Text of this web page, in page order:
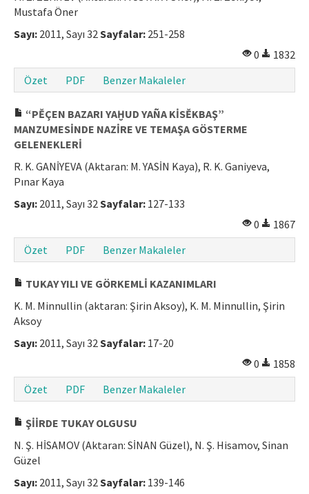
Mustafa Öner
Sayı: 2011, Sayı 32 Sayfalar: 251-258
0
1832
Özet
PDF Benzer Makaleler
“PĚÇEN BAZARI YAḪUD YAÑA KİSĚKBAŞ”
MANZUMESİNDE NAZİRE VE TEMAŞA GÖSTERME
GELENEKLERİ
R. K. GANİYEVA (Aktaran: M. YASİN Kaya), R. K. Ganiyeva,
Pınar Kaya
Sayı: 2011, Sayı 32 Sayfalar: 127-133
0
1867
Özet
PDF Benzer Makaleler
TUKAY YILI VE GÖRKEMLİ KAZANIMLARI
K. M. Minnullin (aktaran: Şirin Aksoy), K. M. Minnullin, Şirin
Aksoy
Sayı: 2011, Sayı 32 Sayfalar: 17-20
0
1858
Özet
PDF Benzer Makaleler
ŞİİRDE TUKAY OLGUSU
N. Ş. HİSAMOV (Aktaran: SİNAN Güzel), N. Ş. Hisamov, Sinan
Güzel
Sayı: 2011, Sayı 32 Sayfalar: 139-146